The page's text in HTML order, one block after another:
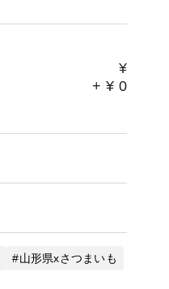
¥
+ ¥ 0
山形県xさつまいも